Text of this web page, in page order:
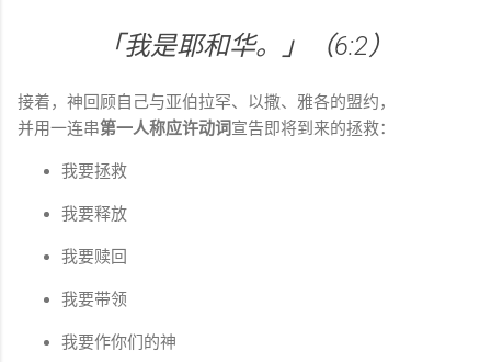
「我是耶和华。」（6:2）
接着，神回顾自己与亚伯拉罕、以撒、雅各的盟约，
并用一连串第一人称应许动词宣告即将到来的拯救：
我要拯救
我要释放
我要赎回
我要带领
我要作你们的神